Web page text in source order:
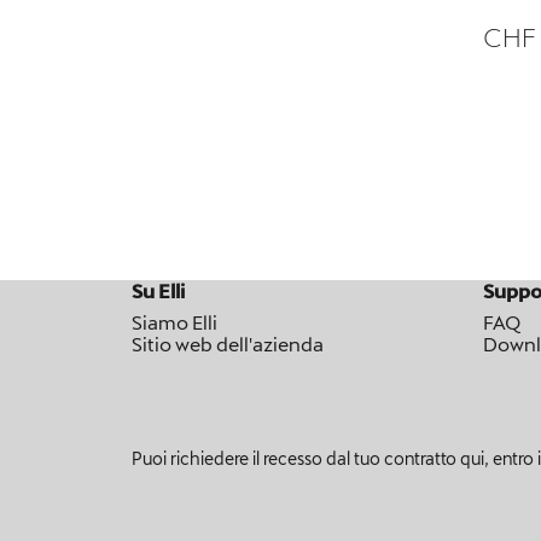
Su Elli
Siamo Elli
Sitio web dell'azienda
FAQ
Puoi richiedere il recesso dal tuo contratto qui, entro